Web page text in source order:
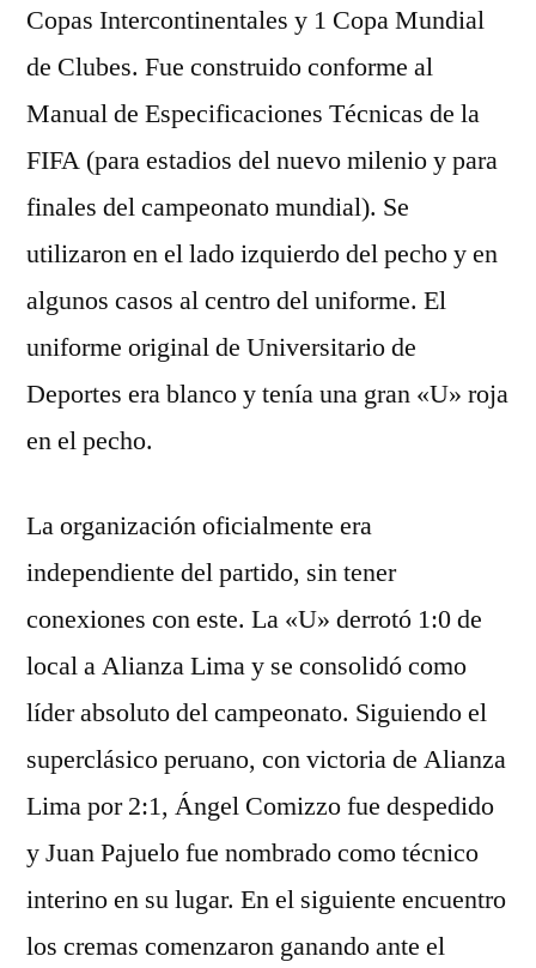
Copas Intercontinentales y 1 Copa Mundial
de Clubes. Fue construido conforme al
Manual de Especificaciones Técnicas de la
FIFA (para estadios del nuevo milenio y para
finales del campeonato mundial). Se
utilizaron en el lado izquierdo del pecho y en
algunos casos al centro del uniforme. El
uniforme original de Universitario de
Deportes era blanco y tenía una gran «U» roja
en el pecho.
La organización oficialmente era
independiente del partido, sin tener
conexiones con este. La «U» derrotó 1:0 de
local a Alianza Lima y se consolidó como
líder absoluto del campeonato. Siguiendo el
superclásico peruano, con victoria de Alianza
Lima por 2:1, Ángel Comizzo fue despedido
y Juan Pajuelo fue nombrado como técnico
interino en su lugar. En el siguiente encuentro
los cremas comenzaron ganando ante el